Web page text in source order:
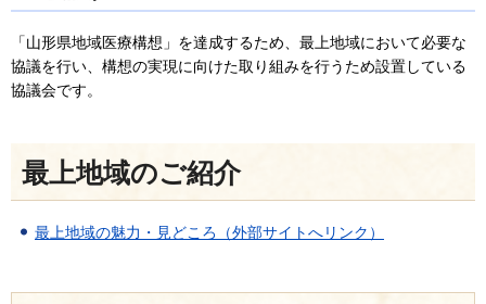
「山形県地域医療構想」を達成するため、最上地域において必要な
協議を行い、構想の実現に向けた取り組みを行うため設置している
協議会です。
最上地域のご紹介
最上地域の魅力・見どころ（外部サイトへリンク）